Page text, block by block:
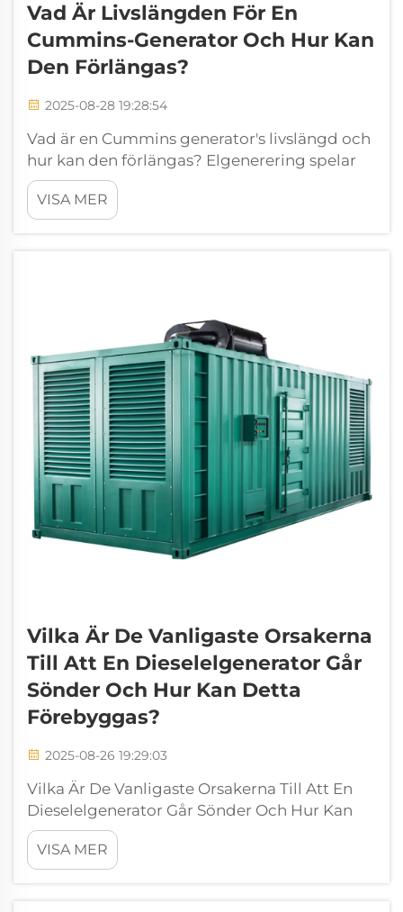
Vad Är Livslängden För En
Cummins-Generator Och Hur Kan
Den Förlängas?
2025-08-28 19:28:54
Vad är en Cummins generator's livslängd och
hur kan den förlängas? Elgenerering spelar
en avgörande roll i moderna liv, säkerställer
att hushåll, företag, hälso- och sjukvård, samt
industrier kan fortsätta drivas utan avbrott.
VISA MER
Vilka Är De Vanligaste Orsakerna
Till Att En Dieselelgenerator Går
Sönder Och Hur Kan Detta
Förebyggas?
2025-08-26 19:29:03
Vilka Är De Vanligaste Orsakerna Till Att En
Dieselelgenerator Går Sönder Och Hur Kan
Detta Förebyggas? En dieselelgenerator är
en av de mest pålitliga källorna till reserv-
och primärkraft inom industrin, bostadshus,
VISA MER